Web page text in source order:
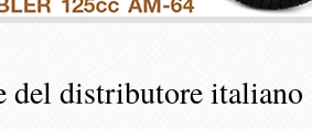
del distributore italiano